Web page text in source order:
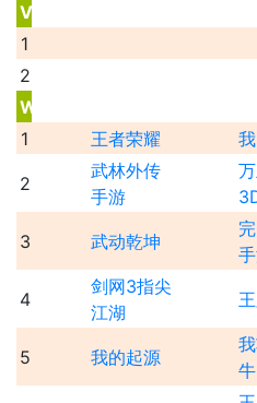
V
1
2
W
1
王者荣耀
2
武林外传
手游
3 武动乾坤
4
剑网3指尖
江湖
5 我的起源
牛